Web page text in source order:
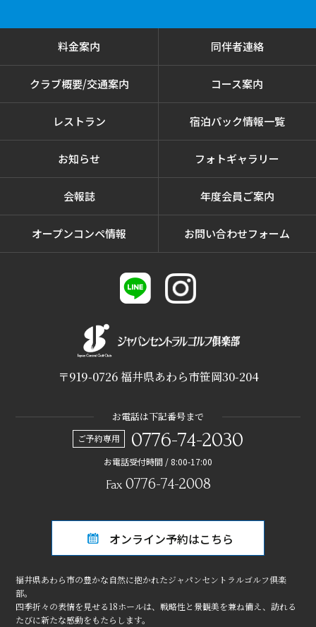
料金案内 同伴者連絡
クラブ概要/交通案内 コース案内
レストラン 宿泊パック情報一覧
お知らせ フォトギャラリー
会報誌 年度会員ご案内
オープンコンペ情報 お問い合わせフォーム
〒919-0726 福井県あわら市笹岡30-204
お電話は下記番号まで
ご予約専用 0776-74-2030
お電話受付時間 / 8:00-17:00
Fax 0776-74-2008
オンライン予約はこちら
福井県あわら市の豊かな自然に抱かれたジャパンセントラルゴルフ倶楽
部。
四季折々の表情を見せる18ホールは、戦略性と景観美を兼ね備え、訪れる
たびに新たな感動をもたらします。